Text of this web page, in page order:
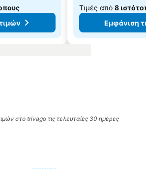
Τιμές από 8
Εμφάνιση
στο trivago τις τελευταίες 30 ημέρες